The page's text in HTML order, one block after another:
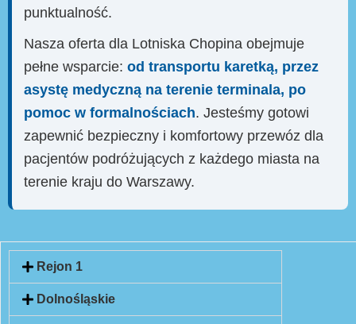
punktualność.
Nasza oferta dla Lotniska Chopina obejmuje
pełne wsparcie: od transportu karetką, przez
asystę medyczną na terenie terminala, po
pomoc w formalnościach. Jesteśmy gotowi
zapewnić bezpieczny i komfortowy przewóz dla
pacjentów podróżujących z każdego miasta na
terenie kraju do Warszawy.
Rejon 1
Dolnośląskie